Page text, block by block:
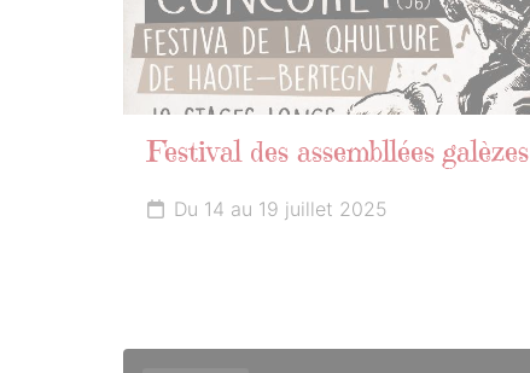
Festival des assembllées galèzes
Du 14 au 19 juillet 2025